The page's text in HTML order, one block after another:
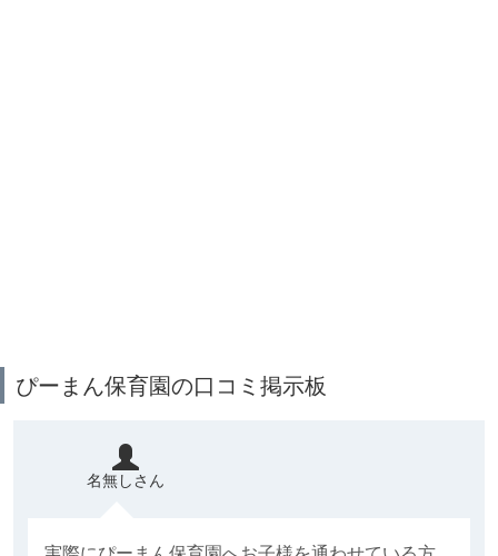
ぴーまん保育園の口コミ掲示板
名無しさん